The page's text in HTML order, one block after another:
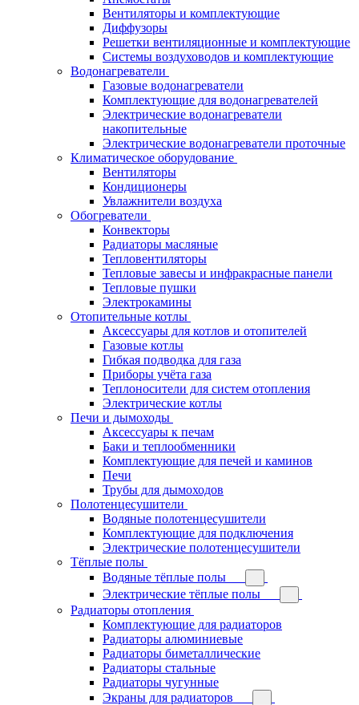
Вентиляторы и комплектующие
Диффузоры
Решетки вентиляционные и комплектующие
Системы воздуховодов и комплектующие
Водонагреватели
Газовые водонагреватели
Комплектующие для водонагревателей
Электрические водонагреватели
накопительные
Электрические водонагреватели проточные
Климатическое оборудование
Вентиляторы
Кондиционеры
Увлажнители воздуха
Обогреватели
Конвекторы
Радиаторы масляные
Тепловентиляторы
Тепловые завесы и инфракрасные панели
Тепловые пушки
Электрокамины
Отопительные котлы
Аксессуары для котлов и отопителей
Газовые котлы
Гибкая подводка для газа
Приборы учёта газа
Теплоносители для систем отопления
Электрические котлы
Печи и дымоходы
Аксессуары к печам
Баки и теплообменники
Комплектующие для печей и каминов
Печи
Трубы для дымоходов
Полотенцесушители
Водяные полотенцесушители
Комплектующие для подключения
Электрические полотенцесушители
Тёплые полы
Водяные тёплые полы
Электрические тёплые полы
Радиаторы отопления
Комплектующие для радиаторов
Радиаторы алюминиевые
Радиаторы биметаллические
Радиаторы стальные
Радиаторы чугунные
Экраны для радиаторов